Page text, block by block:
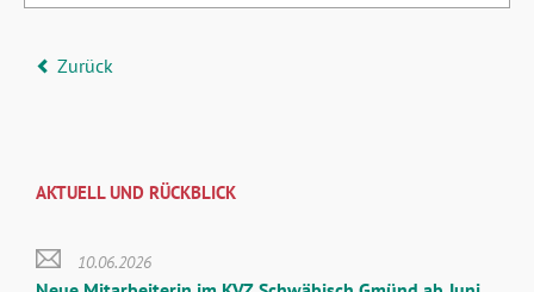
Zurück
AKTUELL UND RÜCKBLICK
10.06.2026